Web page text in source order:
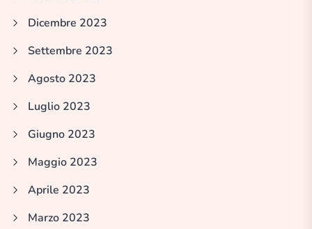
Dicembre 2023
Settembre 2023
Agosto 2023
Luglio 2023
Giugno 2023
Maggio 2023
Aprile 2023
Marzo 2023